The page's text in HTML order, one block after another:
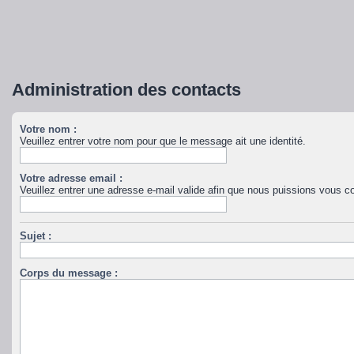
Administration des contacts
Votre nom :
Veuillez entrer votre nom pour que le message ait une identité.
Votre adresse email :
Veuillez entrer une adresse e-mail valide afin que nous puissions vous
Sujet :
Corps du message :